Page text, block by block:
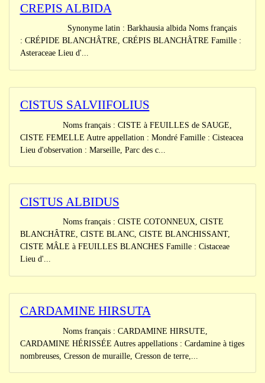
CREPIS ALBIDA
Synonyme latin : Barkhausia albida Noms français
: CRÉPIDE BLANCHÂTRE, CRÉPIS BLANCHÂTRE Famille :
Asteraceae Lieu d'...
CISTUS SALVIIFOLIUS
Noms français : CISTE à FEUILLES de SAUGE,
CISTE FEMELLE Autre appellation : Mondré Famille : Cisteacea
Lieu d'observation : Marseille, Parc des c...
CISTUS ALBIDUS
Noms français : CISTE COTONNEUX, CISTE
BLANCHÂTRE, CISTE BLANC, CISTE BLANCHISSANT,
CISTE MÂLE à FEUILLES BLANCHES Famille : Cistaceae
Lieu d'...
CARDAMINE HIRSUTA
Noms français : CARDAMINE HIRSUTE,
CARDAMINE HÉRISSÉE Autres appellations : Cardamine à tiges
nombreuses, Cresson de muraille, Cresson de terre,...